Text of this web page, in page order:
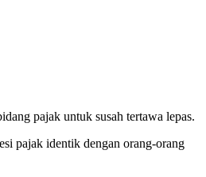
pajak untuk susah tertawa lepas.
pajak identik dengan orang-orang